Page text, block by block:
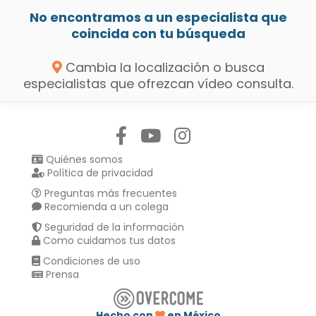
No encontramos a un especialista que
coincida con tu búsqueda
Cambia la localización o busca
especialistas que ofrezcan vídeo consulta.
Quiénes somos
Política de privacidad
Preguntas más frecuentes
Recomienda a un colega
Seguridad de la información
Como cuidamos tus datos
Condiciones de uso
Prensa